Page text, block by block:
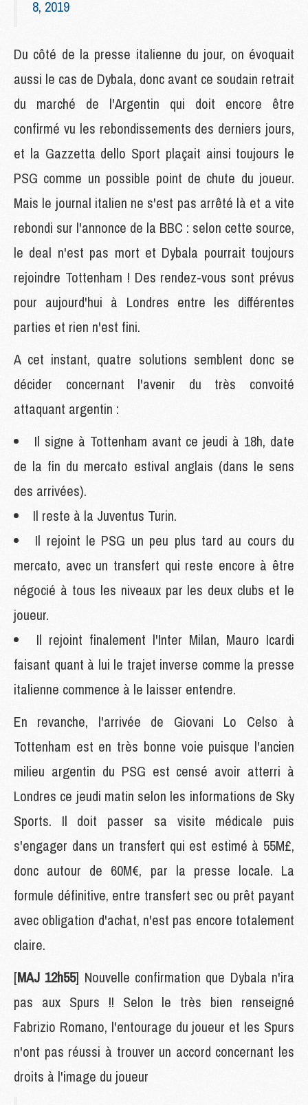
8, 2019
Du côté de la presse italienne du jour, on évoquait
aussi le cas de Dybala, donc avant ce soudain retrait
du marché de l'Argentin qui doit encore être
confirmé vu les rebondissements des derniers jours,
et la Gazzetta dello Sport plaçait ainsi toujours le
PSG comme un possible point de chute du joueur.
Mais le journal italien ne s'est pas arrêté là et a vite
rebondi sur l'annonce de la BBC : selon cette source,
le deal n'est pas mort et Dybala pourrait toujours
rejoindre Tottenham ! Des rendez-vous sont prévus
pour aujourd'hui à Londres entre les différentes
parties et rien n'est fini.
A cet instant, quatre solutions semblent donc se
décider concernant l'avenir du très convoité
attaquant argentin :
Il signe à Tottenham avant ce jeudi à 18h, date
de la fin du mercato estival anglais (dans le sens
des arrivées).
Il reste à la Juventus Turin.
Il rejoint le PSG un peu plus tard au cours du
mercato, avec un transfert qui reste encore à être
négocié à tous les niveaux par les deux clubs et le
joueur.
Il rejoint finalement l'Inter Milan, Mauro Icardi
faisant quant à lui le trajet inverse comme la presse
italienne commence à le laisser entendre.
En revanche, l'arrivée de Giovani Lo Celso à
Tottenham est en très bonne voie puisque l'ancien
milieu argentin du PSG est censé avoir atterri à
Londres ce jeudi matin selon les informations de Sky
Sports. Il doit passer sa visite médicale puis
s'engager dans un transfert qui est estimé à 55M£,
donc autour de 60M€, par la presse locale. La
formule définitive, entre transfert sec ou prêt payant
avec obligation d'achat, n'est pas encore totalement
claire.
[MAJ 12h55] Nouvelle confirmation que Dybala n'ira
pas aux Spurs !! Selon le très bien renseigné
Fabrizio Romano, l'entourage du joueur et les Spurs
n'ont pas réussi à trouver un accord concernant les
droits à l'image du joueur